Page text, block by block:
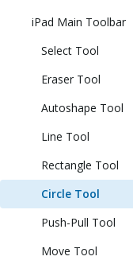
iPad Main Toolbar
Select Tool
Eraser Tool
Autoshape Tool
Line Tool
Rectangle Tool
Circle Tool
Push-Pull Tool
Move Tool